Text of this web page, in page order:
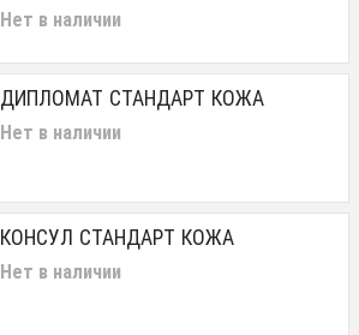
Нет в наличии
ДИПЛОМАТ СТАНДАРТ КОЖА
Нет в наличии
КОНСУЛ СТАНДАРТ КОЖА
Нет в наличии